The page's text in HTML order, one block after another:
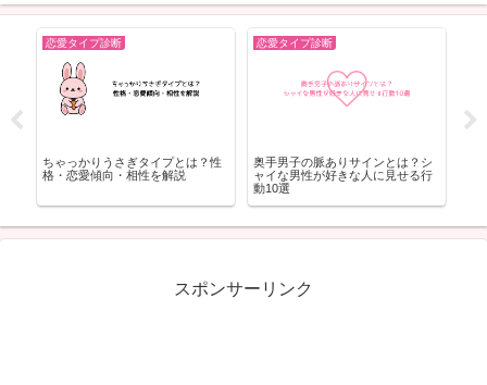
恋愛タイプ診断
犬系男子の特徴とは？モテる理由
や恋愛傾向をわかりやすく解説
恋愛タイプ診断
黒木華のパーソナルカラーは?ドラ
マ衣装などから骨格診断も推測!
スポンサーリンク